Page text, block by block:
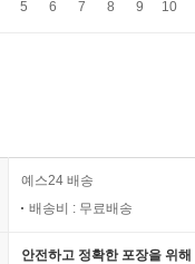
5 6 7 8 9 10
예스24 배송
배송비 : 무료배송
안전하고 정확한 포장을 위